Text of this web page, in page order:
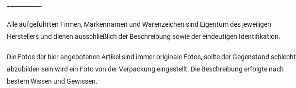
Alle aufgeführten Firmen, Markennamen und Warenzeichen sind Eigentum des jeweiligen
Herstellers und dienen ausschließlich der Beschreibung sowie der eindeutigen Identifikation.
Die Fotos der hier angebotenen Artikel sind immer originale Fotos, sollte der Gegenstand schlecht
abzubilden sein wird ein Foto von der Verpackung eingestellt. Die Beschreibung erfolgte nach
bestem Wissen und Gewissen.